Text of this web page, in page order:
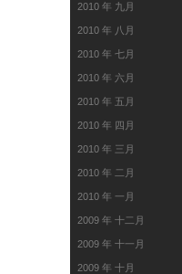
2010 年 九月
2010 年 八月
2010 年 七月
2010 年 六月
2010 年 五月
2010 年 四月
2010 年 三月
2010 年 二月
2010 年 一月
2009 年 十二月
2009 年 十一月
2009 年 十月